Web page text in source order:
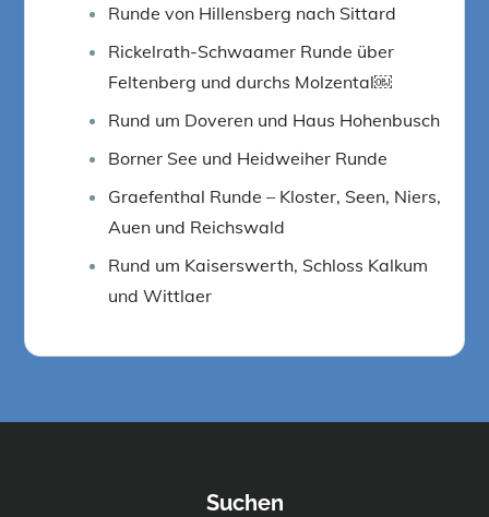
Runde von Hillensberg nach Sittard
Rickelrath-Schwaamer Runde über
Feltenberg und durchs Molzental￼
Rund um Doveren und Haus Hohenbusch
Borner See und Heidweiher Runde
Graefenthal Runde – Kloster, Seen, Niers,
Auen und Reichswald
Rund um Kaiserswerth, Schloss Kalkum
und Wittlaer
Suchen